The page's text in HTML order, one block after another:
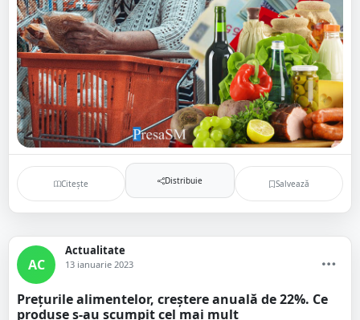
Citește Distribuie Salvează
AC
Actualitate
13 ianuarie 2023
Prețurile alimentelor, creștere anuală de 22%. Ce
produse s-au scumpit cel mai mult